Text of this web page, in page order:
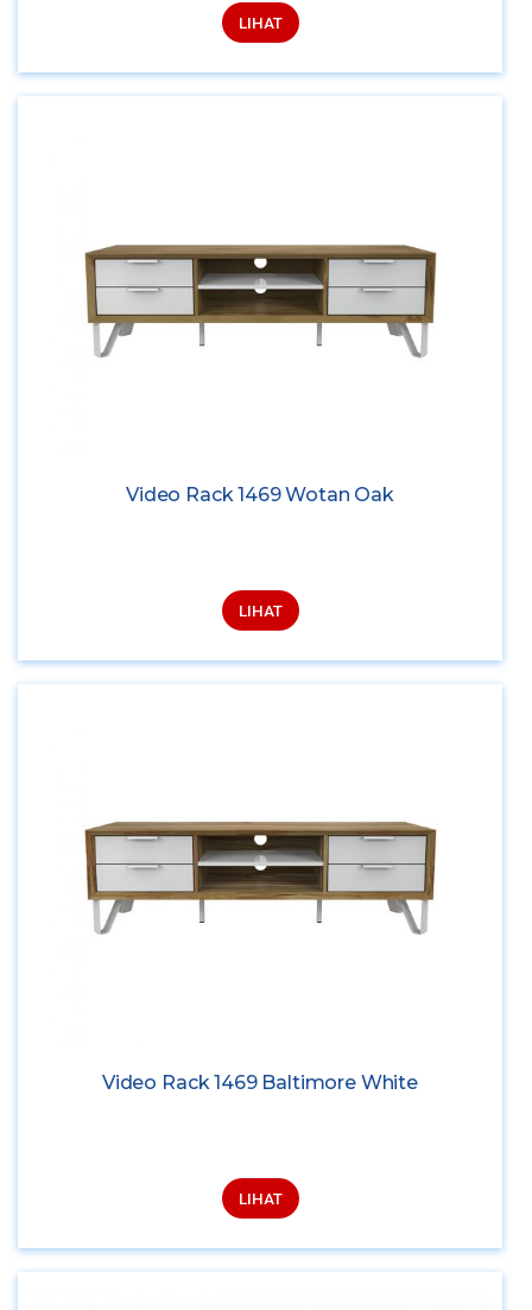
LIHAT
Video Rack 1469 Wotan Oak
LIHAT
Video Rack 1469 Baltimore White
LIHAT